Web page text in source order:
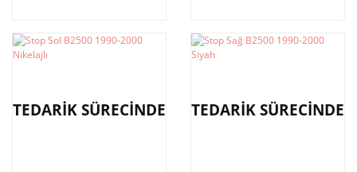
TEDARİK SÜRECİNDE TEDARİK SÜRECİNDE